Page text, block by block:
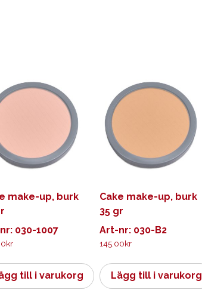
make-up, burk
030-1007
kr
till i varukorg
Cake make-up, burk
35 gr
Art-nr: 030-B2
145.00kr
Lägg till i varukorg